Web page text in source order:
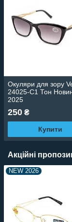
Окуляри для зору
24025-C1 Тон
2025
250 ₴
Купити
Акційні
NEW 2026